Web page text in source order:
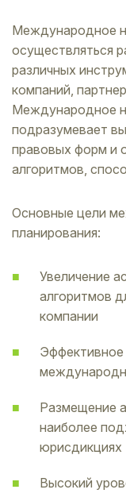
Международное
осуществляться
различных
компаний,
Международное
подразумевает
правовых форм и
алгоритмов,
Основные цели
планирования:
Увеличение
алгоритмов
компании
Эффективное
Размещение
наиболее
юрисдикциях
Высокий